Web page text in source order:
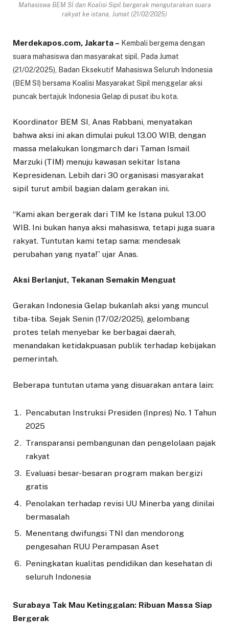
Mahasiswa BEM SI dan Koalisi Sipil bergerak mengutarakan suara
rakyat ke istana, Jumat (21/02/2025)
Merdekapos.com, Jakarta – Kembali bergema dengan
suara mahasiswa dan masyarakat sipil. Pada Jumat
(21/02/2025), Badan Eksekutif Mahasiswa Seluruh Indonesia
(BEM SI) bersama Koalisi Masyarakat Sipil menggelar aksi
puncak bertajuk Indonesia Gelap di pusat ibu kota.
Koordinator BEM SI, Anas Rabbani, menyatakan
bahwa aksi ini akan dimulai pukul 13.00 WIB, dengan
massa melakukan longmarch dari Taman Ismail
Marzuki (TIM) menuju kawasan sekitar Istana
Kepresidenan. Lebih dari 30 organisasi masyarakat
sipil turut ambil bagian dalam gerakan ini.
“Kami akan bergerak dari TIM ke Istana pukul 13.00
WIB. Ini bukan hanya aksi mahasiswa, tetapi juga suara
rakyat. Tuntutan kami tetap sama: mendesak
perubahan yang nyata!” ujar Anas.
Aksi Berlanjut, Tekanan Semakin Menguat
Gerakan Indonesia Gelap bukanlah aksi yang muncul
tiba-tiba. Sejak Senin (17/02/2025), gelombang
protes telah menyebar ke berbagai daerah,
menandakan ketidakpuasan publik terhadap kebijakan
pemerintah.
Beberapa tuntutan utama yang disuarakan antara lain:
Pencabutan Instruksi Presiden (Inpres) No. 1 Tahun
2025
Transparansi pembangunan dan pengelolaan pajak
rakyat
Evaluasi besar-besaran program makan bergizi
gratis
Penolakan terhadap revisi UU Minerba yang dinilai
bermasalah
Menentang dwifungsi TNI dan mendorong
pengesahan RUU Perampasan Aset
Peningkatan kualitas pendidikan dan kesehatan di
seluruh Indonesia
Surabaya Tak Mau Ketinggalan: Ribuan Massa Siap
Bergerak